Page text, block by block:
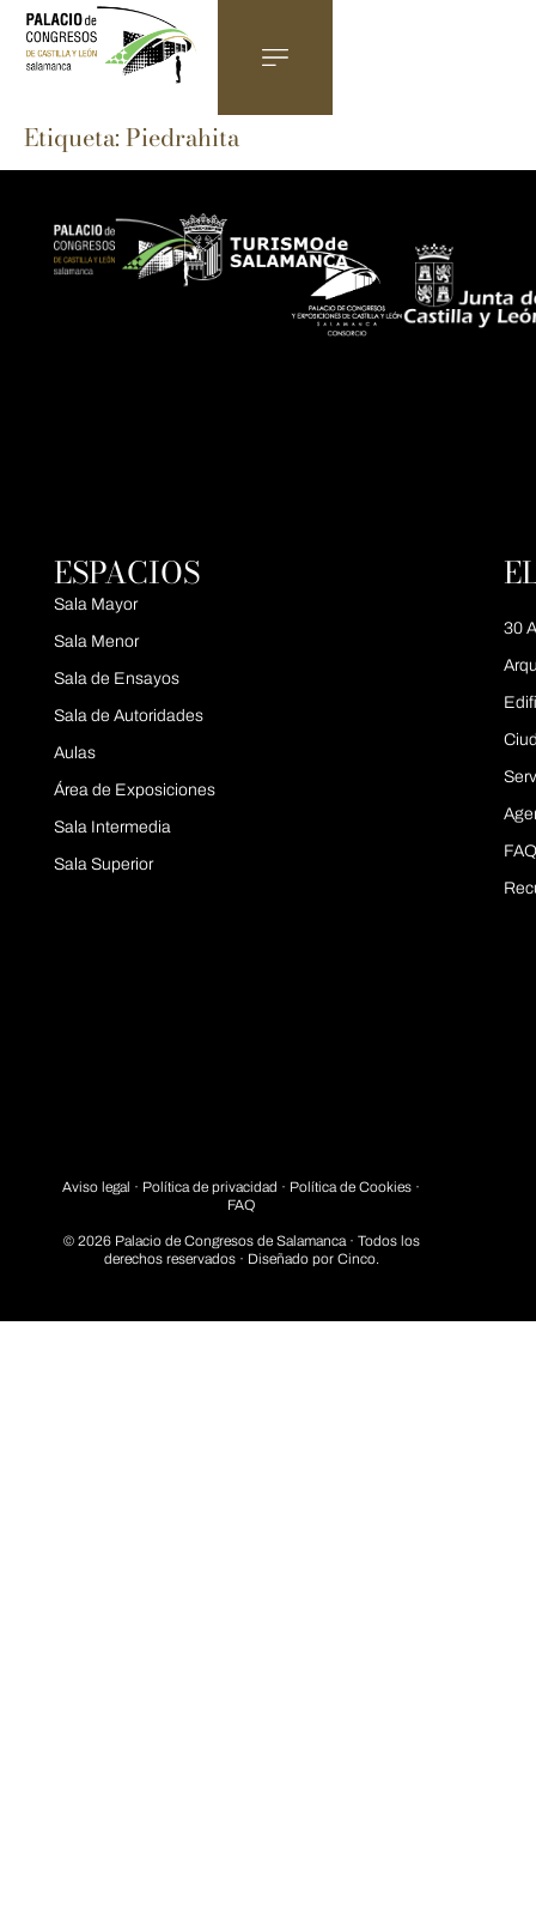
Etiqueta:Piedrahita
ESPACIOS
Sala Mayor
Sala Menor
Sala de Ensayos
Sala de Autoridades
Aulas
Área de Exposiciones
Sala Intermedia
Sala Superior
30
Aviso legal · Política de privacidad · Política de Cookies ·
FAQ
© 2026 Palacio de Congresos de Salamanca · Todos los
derechos reservados · Diseñado por Cinco.